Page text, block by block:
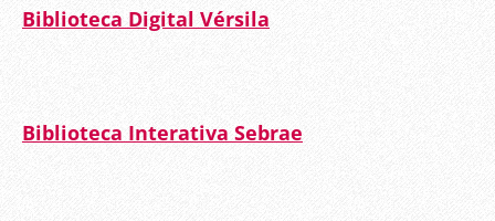
Biblioteca Digital Vérsila
Biblioteca Interativa Sebrae